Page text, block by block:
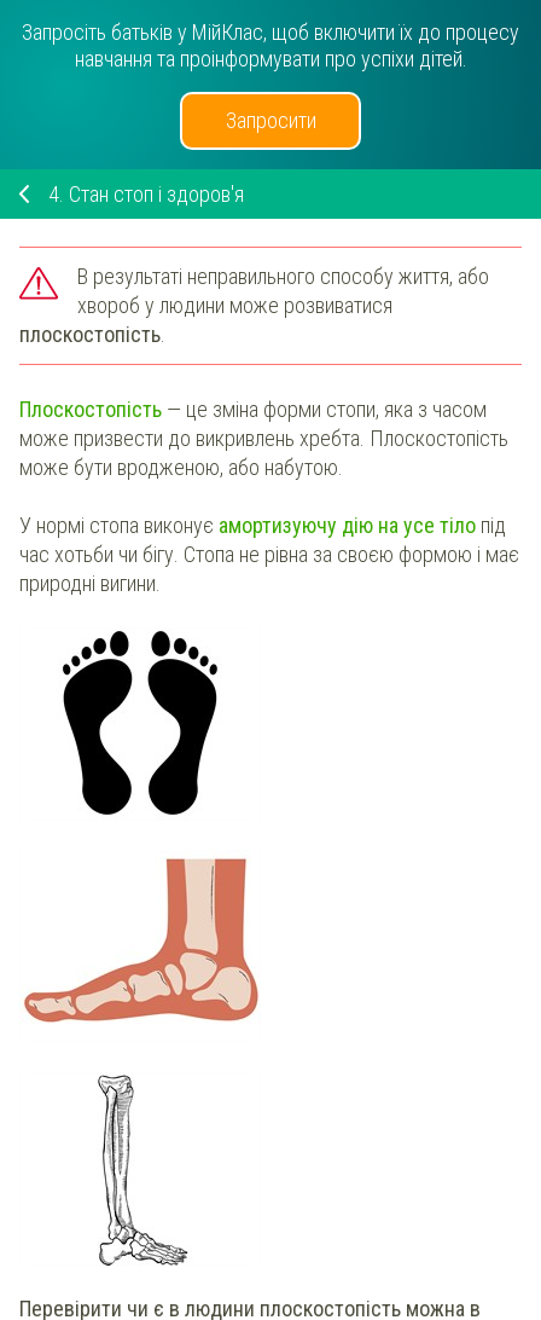
Запросіть батьків у МійКлас, щоб включити їх до процесу
навчання та проінформувати про успіхи дітей.
Запросити
4. Стан стоп і здоров'я
В результаті неправильного способу життя, або
хвороб у людини може розвиватися
плоскостопість.
Плоскостопість — це зміна форми стопи, яка з часом
може призвести до викривлень хребта. Плоскостопість
може бути вродженою, або набутою.
У нормі стопа виконує амортизуючу дію на усе тіло під
час хотьби чи бігу. Стопа не рівна за своєю формою і має
природні вигини.
Перевірити чи є в людини плоскостопість можна в